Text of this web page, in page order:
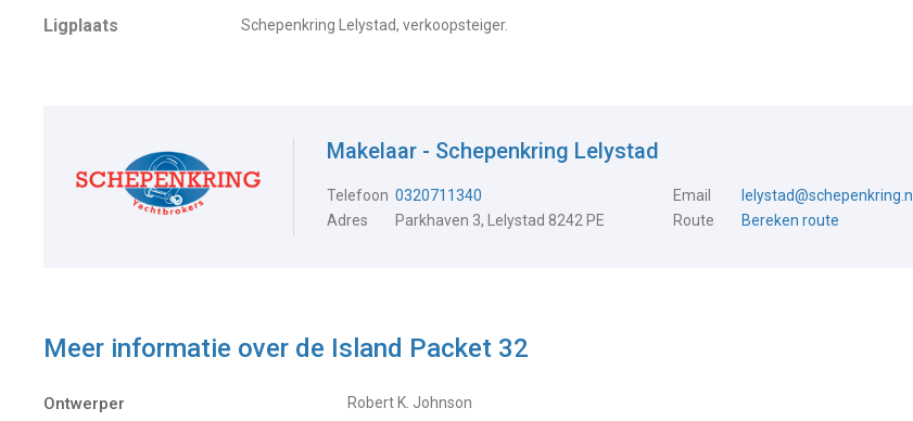
Ligplaats Schepenkring Lelystad, verkoopsteiger.
Makelaar - Schepenkring Lelystad
Telefoon 0320711340 Email
lelystad@schepenkring.nl
Adres
Parkhaven 3, Lelystad 8242 PE Route Bereken route
Meer informatie over de Island Packet 32
Ontwerper Robert K. Johnson